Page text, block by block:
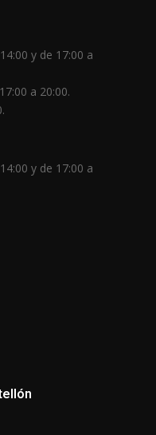
y de 17:00 a
a 20:00.
y de 17:00 a